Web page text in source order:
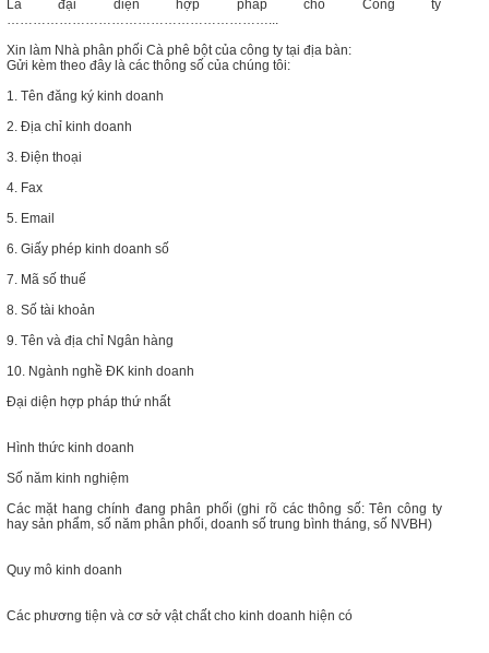
Là đại diện hợp pháp cho Công ty
……………………………………………………...
Xin làm Nhà phân phối Cà phê bột của công ty tại địa bàn:
Gửi kèm theo đây là các thông số của chúng tôi:
1. Tên đăng ký kinh doanh
2. Địa chỉ kinh doanh
3. Điện thoại
4. Fax
5. Email
6. Giấy phép kinh doanh số
7. Mã số thuế
8. Số tài khoản
9. Tên và địa chỉ Ngân hàng
10. Ngành nghề ĐK kinh doanh
Đại diện hợp pháp thứ nhất
Hình thức kinh doanh
Số năm kinh nghiệm
Các mặt hang chính đang phân phối (ghi rõ các thông số: Tên công ty
hay sản phẩm, số năm phân phối, doanh số trung bình tháng, số NVBH)
Quy mô kinh doanh
Các phương tiện và cơ sở vật chất cho kinh doanh hiện có